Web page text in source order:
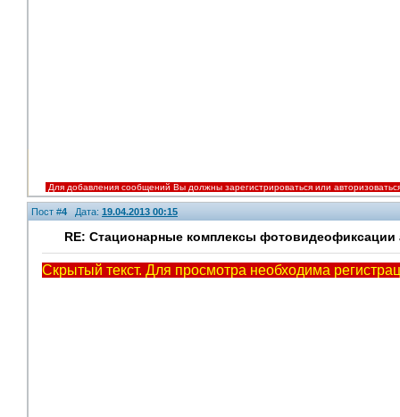
Для добавления сообщений Вы должны зарегистрироваться или
Пост #4Дата: 19.04.2013 00:15
RE: Стационарные комплексы фотовидеофиксации
Скрытый текст. Для просмотра необходима